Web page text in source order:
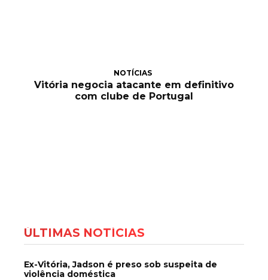
NOTÍCIAS
Vitória negocia atacante em definitivo
com clube de Portugal
ÚLTIMAS NOTÍCIAS
Ex-Vitória, Jadson é preso sob suspeita de
violência doméstica